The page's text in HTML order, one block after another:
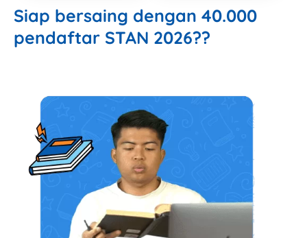
Siap bersaing dengan 40.000
pendaftar STAN 2026??